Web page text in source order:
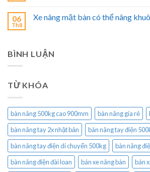
06
Th8
Xe nâng mặt bàn có thể nâng
BÌNH LUẬN
TỪ KHÓA
bàn nâng 500kg cao 900mm bàn nâng gía rẻ
bàn nâng tay 2x nhật bản
bàn nâng tay điện
bàn nâng tay điện di chuyển 500kg
bàn nâng
bàn nâng điện đài loan
bán xe nâng bàn
bán